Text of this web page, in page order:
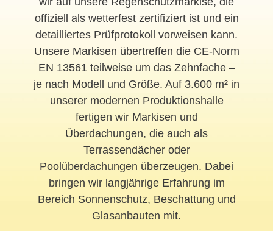
offiziell als wetterfest zertifiziert ist und ein
detailliertes Prüfprotokoll vorweisen kann.
Unsere Markisen übertreffen die CE-Norm
EN 13561 teilweise um das Zehnfache –
je nach Modell und Größe. Auf 3.600 m² in
unserer modernen Produktionshalle
fertigen wir Markisen und
Überdachungen, die auch als
Terrassendächer oder
Poolüberdachungen überzeugen. Dabei
bringen wir langjährige Erfahrung im
Bereich Sonnenschutz, Beschattung und
Glasanbauten mit.